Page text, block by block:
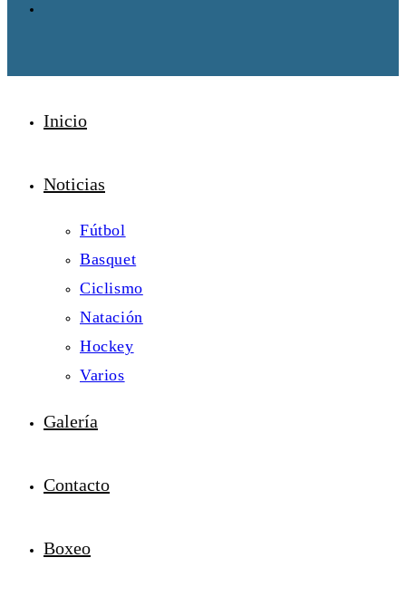
Inicio
Noticias
Fútbol
Basquet
Ciclismo
Natación
Hockey
Varios
Galería
Contacto
Boxeo